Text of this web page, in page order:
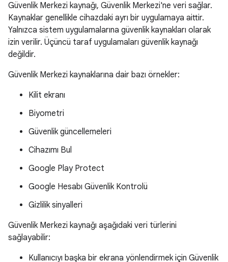
Güvenlik Merkezi kaynağı, Güvenlik Merkezi'ne veri sağlar.
Kaynaklar genellikle cihazdaki ayrı bir uygulamaya aittir.
Yalnızca sistem uygulamalarına güvenlik kaynakları olarak
izin verilir. Üçüncü taraf uygulamaları güvenlik kaynağı
değildir.
Güvenlik Merkezi kaynaklarına dair bazı örnekler:
Kilit ekranı
Biyometri
Güvenlik güncellemeleri
Cihazımı Bul
Google Play Protect
Google Hesabı Güvenlik Kontrolü
Gizlilik sinyalleri
Güvenlik Merkezi kaynağı aşağıdaki veri türlerini
sağlayabilir:
Kullanıcıyı başka bir ekrana yönlendirmek için Güvenlik